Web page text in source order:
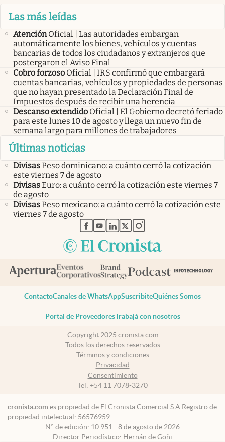
Las más leídas
Atención Oficial | Las autoridades embargan
automáticamente los bienes, vehículos y cuentas
bancarias de todos los ciudadanos y extranjeros que
postergaron el Aviso Final
Cobro forzoso Oficial | IRS confirmó que embargará
cuentas bancarias, vehículos y propiedades de personas
que no hayan presentado la Declaración Final de
Impuestos después de recibir una herencia
Descanso extendido Oficial | El Gobierno decretó feriado
para este lunes 10 de agosto y llega un nuevo fin de
semana largo para millones de trabajadores
Últimas noticias
DivisasPeso dominicano: a cuánto cerró la cotización
este viernes 7 de agosto
DivisasEuro: a cuánto cerró la cotización este viernes 7
de agosto
DivisasPeso mexicano: a cuánto cerró la cotización este
viernes 7 de agosto
abre en nueva pestaña
abre en nueva pestaña
abre en nueva pestaña
abre en nueva pestaña
abre en nueva pestaña
ContactoCanales de WhatsAppSuscribiteQuiénes Somos
Portal de ProveedoresTrabajá con nosotros
Copyright 2025 cronista.com
Todos los derechos reservados
Términos y condiciones
Privacidad
Consentimiento
Tel: +54 11 7078-3270
cronista.com es propiedad de El Cronista Comercial S.A Registro de
propiedad intelectual: 56576959
N° de edición: 10.951 - 8 de agosto de 2026
Director Periodístico: Hernán de Goñi